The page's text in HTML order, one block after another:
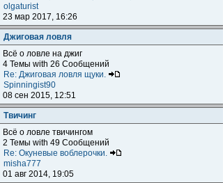
olgaturist
23 мар 2017, 16:26
Джиговая ловля
Всё о ловле на джиг
4 Темы with 26 Сообщений
Re: Джиговая ловля щуки.
Spinningist90
08 сен 2015, 12:51
Твичинг
Всё о ловле твичингом
2 Темы with 49 Сообщений
Re: Окуневые воблерочки.
misha777
01 авг 2014, 19:05